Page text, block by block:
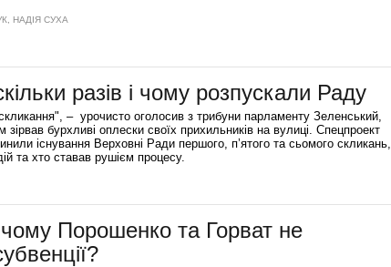
НАДІЯ СУХА
разів і чому розпускали Раду
– урочисто оголосив з трибуни парламенту Зеленський,
бурхливі оплески своїх прихильників на вулиці. Спецпроект
існування Верховні Ради першого, п’ятого та сьомого скликань,
та хто ставав рушієм процесу.
Порошенко та Горват не